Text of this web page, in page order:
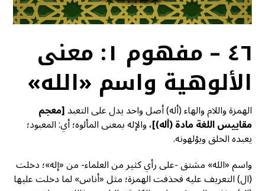
٤٦ – مفهوم ١: معنى
الألوهية واسم «الله»
الهمزة واللام والهاء (أله) أصل واحد يدل على التعبد[معجم
مقاييس اللغة مادة (أله)]،والإله بمعنى المألوه؛ أي: المعبود؛
يعبده الخلق ويؤلهونه.
واسم «الله» مشتق -على رأي كثير من العلماء- من «إله»؛ دخلت
(ال) التعريف عليه فحذفت الهمزة؛ مثل «أناس» لما دخلت عليها